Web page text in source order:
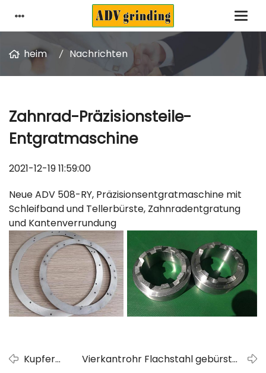
heim Nachrichten
Zahnrad-Präzisionsteile-
Entgratmaschine
2021-12-19 11:59:00
Neue ADV 508-RY, Präzisionsentgratmaschine mit
Schleifband und Tellerbürste, Zahnradentgratung
und Kantenverrundung
Kupfer
Vierkantrohr Flachstahl gebürstet